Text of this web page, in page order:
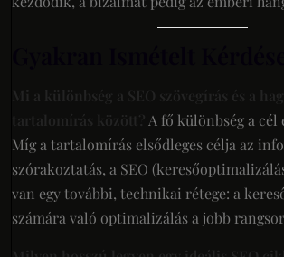
Mi a különbség a SEO szövegírás és a
tartalomírás között?
A fő különbség a cél
Míg a tartalomírás elsődleges célja az
szórakoztatás, a SEO
van egy további, technikai rétege: a
számára való optimalizálás a jobb